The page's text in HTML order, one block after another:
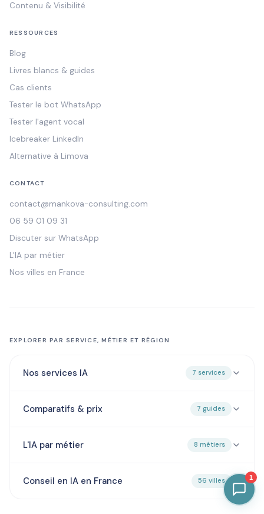
Contenu & Visibilité
RESSOURCES
Blog
Livres blancs & guides
Cas clients
Tester le bot WhatsApp
Tester l'agent vocal
Icebreaker LinkedIn
Alternative à Limova
CONTACT
contact@mankova-consulting.com
06 59 01 09 31
Discuter sur WhatsApp
L'IA par métier
Nos villes en France
EXPLORER PAR SERVICE, MÉTIER ET RÉGION
Nos services IA 7 services
Comparatifs & prix 7 guides
L'IA par métier 8 métiers
Conseil en IA en France 56 villes 1